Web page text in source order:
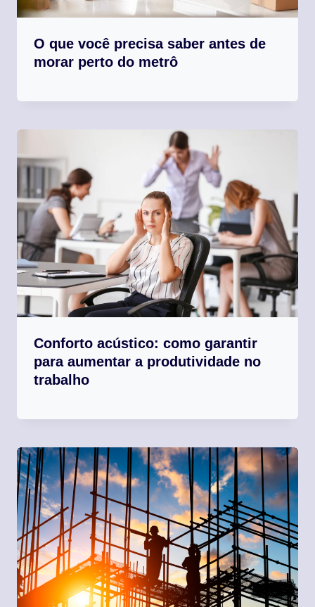
O que você precisa saber antes de
morar perto do metrô
Conforto acústico: como garantir
para aumentar a produtividade no
trabalho